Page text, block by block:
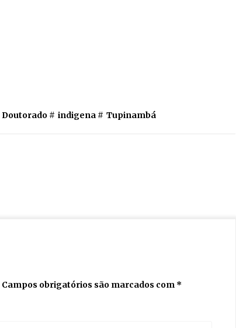
Doutorado # indigena # Tupinambá
Campos obrigatórios são marcados com *